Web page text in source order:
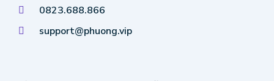
0823.688.866
support@phuong.vip